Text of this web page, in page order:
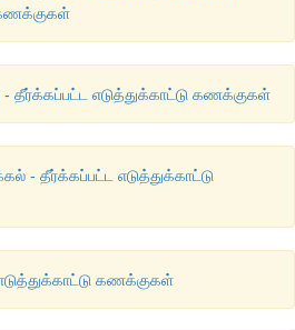
கணக்குகள்
தீர்க்கப்பட்ட எடுத்துக்காட்டு கணக்குகள்
- தீர்க்கப்பட்ட எடுத்துக்காட்டு
கணக்குகள்